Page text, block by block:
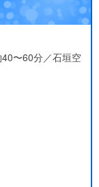
〜60分／石垣空